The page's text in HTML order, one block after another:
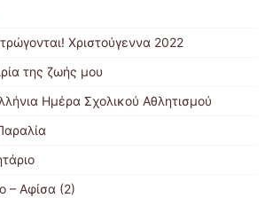
Χριστούγεννα 2022
της ζωής μου
Ημέρα Σχολικού Αθλητισμού
– Αφίσα (2)